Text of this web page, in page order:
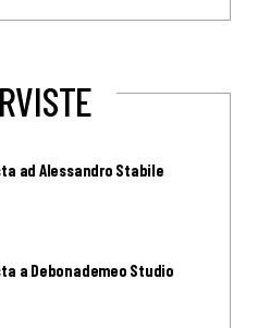
ad Alessandro Stabile
a Debonademeo Studio